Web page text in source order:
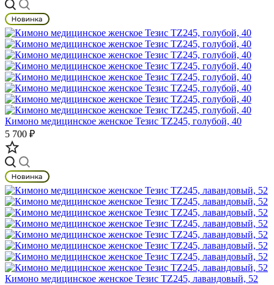
Кимоно медицинское женское Тезис TZ245, голубой, 40
5 700 ₽
Кимоно медицинское женское Тезис TZ245, лавандовый, 52